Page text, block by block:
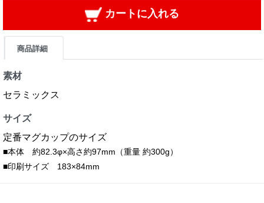
カートに入れる
商品詳細
素材
セラミックス
サイズ
定番マグカップのサイズ
■本体 約82.3φ×高さ約97mm（重量 約300g）
■印刷サイズ 183×84mm